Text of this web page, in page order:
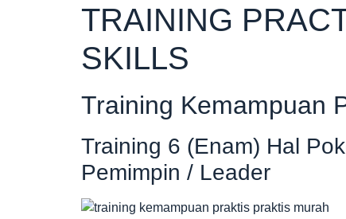
TRAINING
SKILLS
Training Kemampuan
Training 6 (Enam) Hal
Pemimpin / Leader